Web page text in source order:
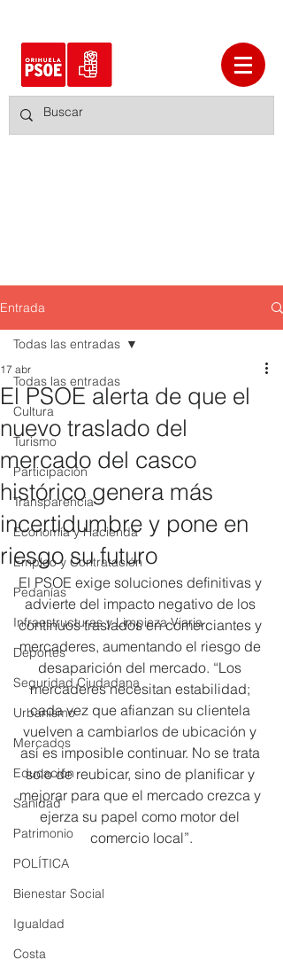
Entrada
Todas las entradas
Cultura
Turismo
Participación
Transparencia
Economía y Hacienda
Empleo y Contratación
Pedanías
Infraestructuras y Limpieza Viaria
Deportes
Seguridad Ciudadana
Urbanismo
Mercados
Educación
Sanidad
Patrimonio
POLÍTICA
Bienestar Social
Igualdad
Costa
Todas las entradas
El PSOE alerta de que el
nuevo traslado del
mercado del casco
histórico genera más
incertidumbre y pone en
riesgo su futuro
17 abr
El PSOE exige soluciones definitivas y
advierte del impacto negativo de los
continuos traslados en comerciantes y
mercaderes, aumentando el riesgo de
desaparición del mercado. “Los
mercaderes necesitan estabilidad;
cada vez que afianzan su clientela
vuelven a cambiarlos de ubicación y
así es imposible continuar. No se trata
solo de reubicar, sino de planificar y
mejorar para que el mercado crezca y
ejerza su papel como motor del
comercio local”.